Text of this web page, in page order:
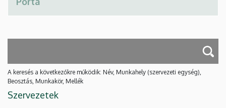
A keresés a következőkre működik: Név, Munkahely (szervezeti egység),
Beosztás, Munkakör, Mellék
Szervezetek